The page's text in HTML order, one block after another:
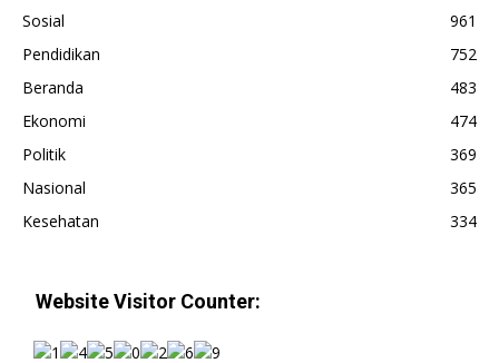
Sosial
961
Pendidikan
752
Beranda
483
Ekonomi
474
Politik
369
Nasional
365
Kesehatan
334
Website Visitor Counter: